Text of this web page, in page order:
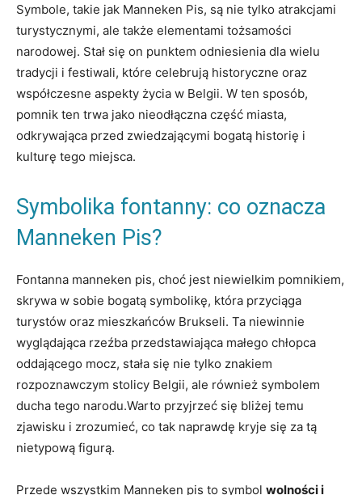
Symbole,⁤ takie ⁣jak ​Manneken Pis, są nie tylko atrakcjami
turystycznymi, ale także elementami tożsamości
narodowej. ‍Stał się​ on punktem⁣ odniesienia dla wielu
tradycji i festiwali, które⁣ celebrują historyczne oraz‍
współczesne aspekty życia w⁤ Belgii. W ten sposób,
pomnik ten trwa ‌jako nieodłączna część miasta,
odkrywająca ⁣przed‍ zwiedzającymi bogatą ​historię i
kulturę tego miejsca.
Symbolika fontanny: co oznacza
Manneken Pis?
Fontanna manneken pis, choć⁢ jest‌ niewielkim pomnikiem,
skrywa ‍w​ sobie bogatą symbolikę, która przyciąga
turystów oraz​ mieszkańców Brukseli. Ta niewinnie
wyglądająca rzeźba ​przedstawiająca małego chłopca
oddającego mocz, stała się nie tylko znakiem
rozpoznawczym stolicy Belgii, ale również symbolem
⁢ducha tego narodu.Warto przyjrzeć się bliżej temu
zjawisku i zrozumieć, co tak⁢ naprawdę kryje⁤ się za tą
nietypową figurą.
Przede wszystkim Manneken pis to symbol wolności i